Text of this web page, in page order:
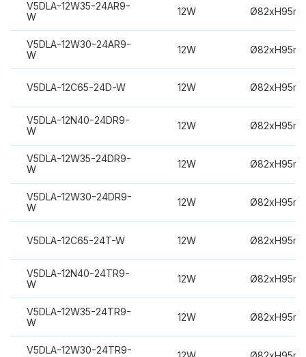
V5DLA-12W35-24AR9-
W
12W
V5DLA-12W30-24AR9-
W
12W
V5DLA-12C65-24D-W 12W
V5DLA-12N40-24DR9-
W
12W
V5DLA-12W35-24DR9-
W
12W
V5DLA-12W30-24DR9-
W
12W
V5DLA-12C65-24T-W 12W
V5DLA-12N40-24TR9-
W
12W
V5DLA-12W35-24TR9-
W
12W
V5DLA-12W30-24TR9-